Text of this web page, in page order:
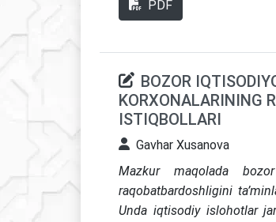
PDF
BOZOR
KORXONALARINING
ISTIQBOLLARI
Gavhar Xusanova
Mazkur maqolada
raqobatbardoshligini
Unda iqtisodiy islohotlar